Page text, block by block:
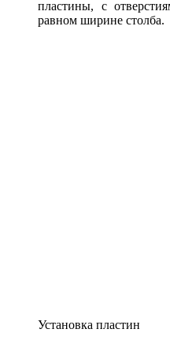
пластины, с
равном ширине столба.
Установка пластин